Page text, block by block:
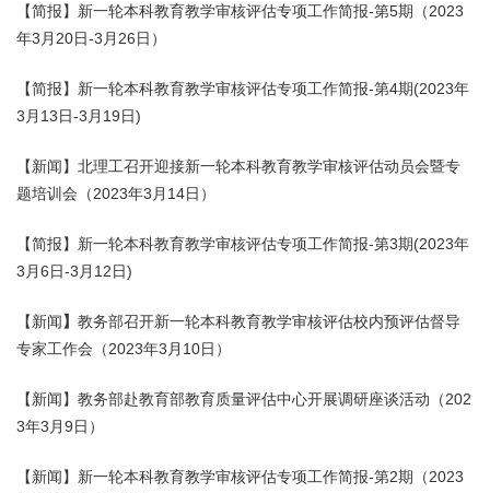
【简报】新一轮本科教育教学审核评估专项工作简报-第5期（2023
年3月20日-3月26日）
【简报】新一轮本科教育教学审核评估专项工作简报-第4期(2023年
3月13日-3月19日)
【新闻】北理工召开迎接新一轮本科教育教学审核评估动员会暨专
题培训会（2023年3月14日）
【简报】新一轮本科教育教学审核评估专项工作简报-第3期(2023年
3月6日-3月12日)
【新闻】 教务部召开新一轮本科教育教学审核评估校内预评估督导
专家工作会（2023年3月10日）
【新闻】教务部赴教育部教育质量评估中心开展调研座谈活动（202
3年3月9日）
【新闻】新一轮本科教育教学审核评估专项工作简报-第2期（2023